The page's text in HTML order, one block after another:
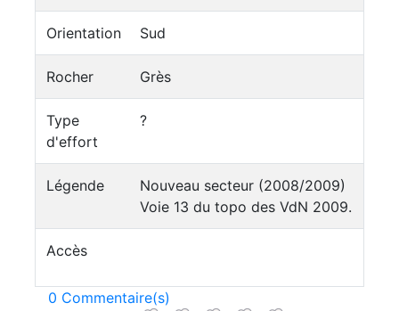
Orientation Sud
Rocher Grès
Type
d'effort
?
Légende
Nouveau secteur (2008/2009)
Voie 13 du topo des VdN 2009.
Accès
0 Commentaire(s)